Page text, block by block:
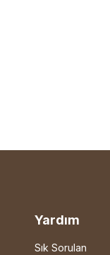
Yardım
Sık Sorulan